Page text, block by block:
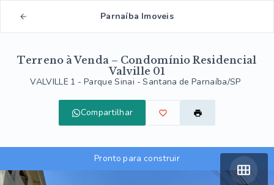
Parnaíba Imoveis
Terreno à Venda – Condomínio Residencial
Valville 01
VALVILLE 1 -Parque Sinai - Santana de Parnaíba/SP
Compartilhar
Pronto para construir